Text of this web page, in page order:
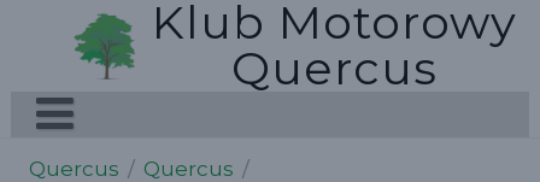
Klub Motorowy
Quercus
Quercus / Quercus /